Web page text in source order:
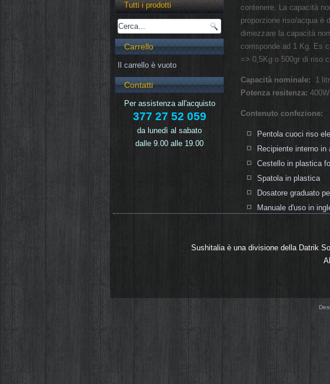
Tutti i prodotti
Carrello
Il carrello è vuoto
Contatti
Per assistenza all'acquisto
377 27 52 059
da lunedì al sabato
dalle 9.00 alle 19.00
contenere. La capacità
proporzione riso/acqua è
dimezzare la capacità
corrisponde ad 1 Kg. Es
=> 0,5Kg o 500gr di riso
Capacità nominale:
1
Potenza resitenza: 400W
Contenuto confezione:
Pentola cuoci riso
Recipiente interno
Cestello in plastica
Spatola in plastica
Dosatore graduato
Manuale d'uso in
Sushitalia è una divisione della Datrik